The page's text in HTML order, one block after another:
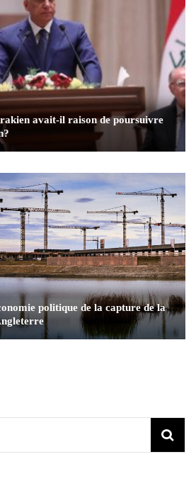
avait-il raison de poursuivre
politique de la capture de la